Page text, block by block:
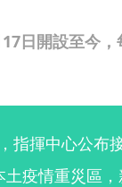
日開設至今，
指揮中心公布
疫情重災區